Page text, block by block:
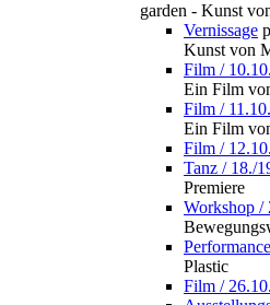
garden - Kunst
Vernissage
Kunst von
Film /
Ein Film
Film /
Ein Film
Film /
Tanz / 18./
Premiere
Workshop /
Plastic
Film /